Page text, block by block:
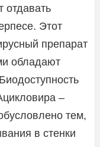
отдавать
Этот
препарат
обладают
–
тем,
в стенки